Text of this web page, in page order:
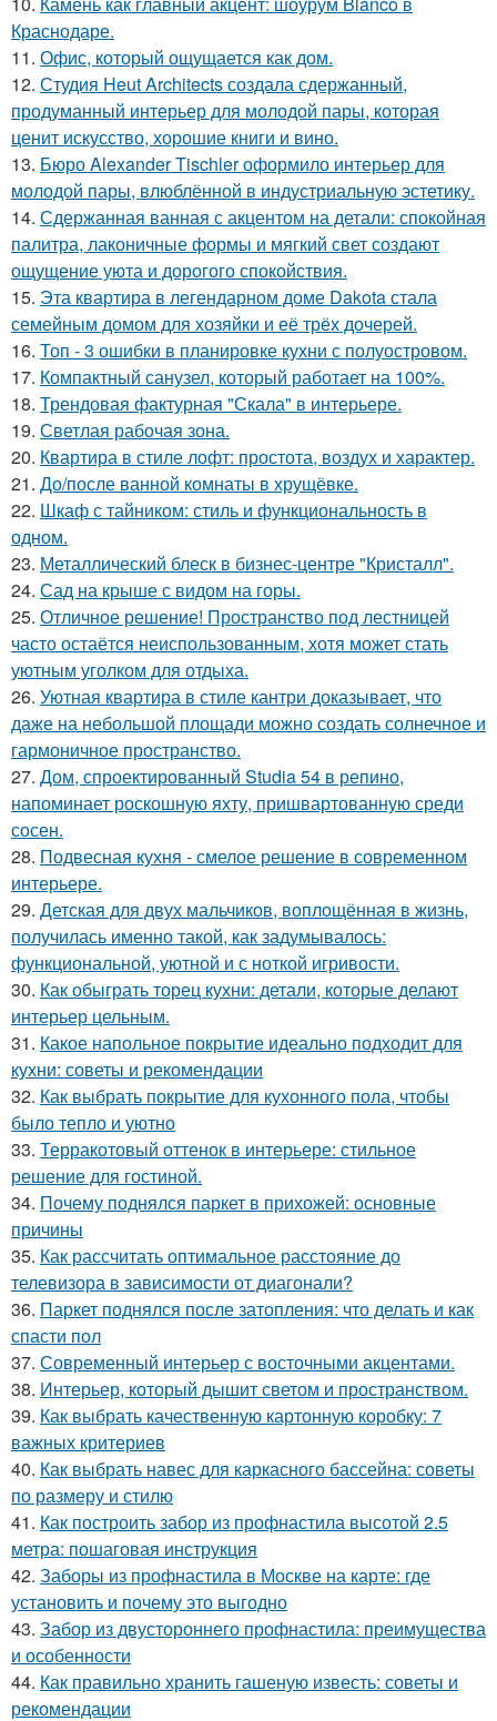
Краснодаре.
11. Офис, который ощущается как дом.
12. Студия Heut Architects создала сдержанный,
продуманный интерьер для молодой пары, которая
ценит искусство, хорошие книги и вино.
13. Бюро Alexander Tischler оформило интерьер для
молодой пары, влюблённой в индустриальную эстетику.
14. Сдержанная ванная с акцентом на детали: спокойная
палитра, лаконичные формы и мягкий свет создают
ощущение уюта и дорогого спокойствия.
15. Эта квартира в легендарном доме Dakota стала
семейным домом для хозяйки и её трёх дочерей.
16. Топ - 3 ошибки в планировке кухни с полуостровом.
17. Компактный санузел, который работает на 100%.
18. Трендовая фактурная "Скала" в интерьере.
19. Светлая рабочая зона.
20. Квартира в стиле лофт: простота, воздух и характер.
21. До/после ванной комнаты в хрущёвке.
22. Шкаф с тайником: стиль и функциональность в
одном.
23. Металлический блеск в бизнес-центре "Кристалл".
24. Сад на крыше с видом на горы.
25. Отличное решение! Пространство под лестницей
часто остаётся неиспользованным, хотя может стать
уютным уголком для отдыха.
26. Уютная квартира в стиле кантри доказывает, что
даже на небольшой площади можно создать солнечное и
гармоничное пространство.
27. Дом, спроектированный Studia 54 в репино,
напоминает роскошную яхту, пришвартованную среди
сосен.
28. Подвесная кухня - смелое решение в современном
интерьере.
29. Детская для двух мальчиков, воплощённая в жизнь,
получилась именно такой, как задумывалось:
функциональной, уютной и с ноткой игривости.
30. Как обыграть торец кухни: детали, которые делают
интерьер цельным.
31. Какое напольное покрытие идеально подходит для
кухни: советы и рекомендации
32. Как выбрать покрытие для кухонного пола, чтобы
было тепло и уютно
33. Терракотовый оттенок в интерьере: стильное
решение для гостиной.
34. Почему поднялся паркет в прихожей: основные
причины
35. Как рассчитать оптимальное расстояние до
телевизора в зависимости от диагонали?
36. Паркет поднялся после затопления: что делать и как
спасти пол
37. Современный интерьер с восточными акцентами.
38. Интерьер, который дышит светом и пространством.
39. Как выбрать качественную картонную коробку: 7
важных критериев
40. Как выбрать навес для каркасного бассейна: советы
по размеру и стилю
41. Как построить забор из профнастила высотой 2.5
метра: пошаговая инструкция
42. Заборы из профнастила в Москве на карте: где
установить и почему это выгодно
43. Забор из двустороннего профнастила: преимущества
и особенности
44. Как правильно хранить гашеную известь: советы и
рекомендации